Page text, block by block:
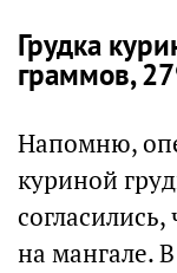
Грудка
граммов,
Напомню,
куриной
на мангале.